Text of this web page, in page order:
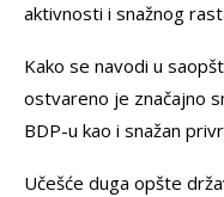
aktivnosti i snažnog
Kako se navodi u
ostvareno je značajno
BDP-u kao i snažan
Učešće duga opšte